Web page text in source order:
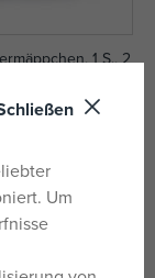
1 S., 2
Um